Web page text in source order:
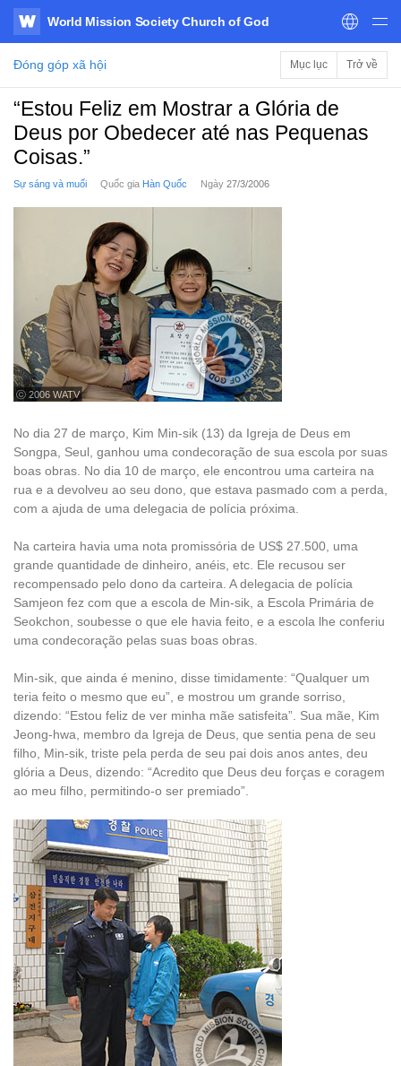
WATV
World Mission Society Church of God
Đóng góp xã hội Mục lục Trở về
“Estou Feliz em Mostrar a Glória de
Deus por Obedecer até nas Pequenas
Coisas.”
Sự sáng và muối Quốc gia Hàn Quốc Ngày 27/3/2006
ⓒ 2006 WATV
No dia 27 de março, Kim Min-sik (13) da Igreja de Deus em
Songpa, Seul, ganhou uma condecoração de sua escola por suas
boas obras. No dia 10 de março, ele encontrou uma carteira na
rua e a devolveu ao seu dono, que estava pasmado com a perda,
com a ajuda de uma delegacia de polícia próxima.
Na carteira havia uma nota promissória de US$ 27.500, uma
grande quantidade de dinheiro, anéis, etc. Ele recusou ser
recompensado pelo dono da carteira. A delegacia de polícia
Samjeon fez com que a escola de Min-sik, a Escola Primária de
Seokchon, soubesse o que ele havia feito, e a escola lhe conferiu
uma condecoração pelas suas boas obras.
Min-sik, que ainda é menino, disse timidamente: “Qualquer um
teria feito o mesmo que eu”, e mostrou um grande sorriso,
dizendo: “Estou feliz de ver minha mãe satisfeita”. Sua mãe, Kim
Jeong-hwa, membro da Igreja de Deus, que sentia pena de seu
filho, Min-sik, triste pela perda de seu pai dois anos antes, deu
glória a Deus, dizendo: “Acredito que Deus deu forças e coragem
ao meu filho, permitindo-o ser premiado”.